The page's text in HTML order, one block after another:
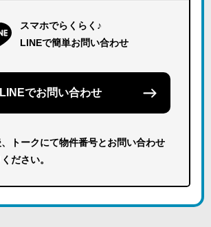
スマホでらくらく♪
LINEで簡単お問い合わせ
LINEでお問い合わせ
トークにて物件番号とお問い合わせ
ださい。